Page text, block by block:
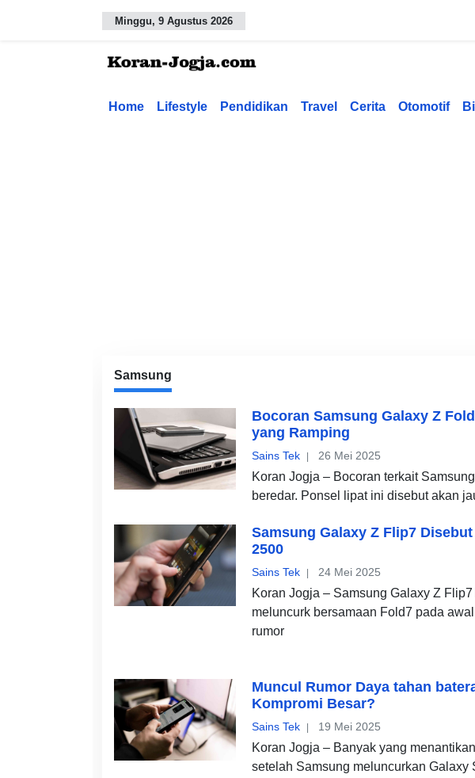
Minggu, 9 Agustus 2026
Home Lifestyle Pendidikan Travel Cerita Otomotif
Samsung
Bocoran Samsung Galaxy Z
yang Ramping
Sains Tek 26 Mei 2025
Koran Jogja – Bocoran terkait
beredar. Ponsel lipat ini disebut akan
Samsung Galaxy Z Flip7
2500
Sains Tek 24 Mei 2025
Koran Jogja – Samsung Galaxy Z
meluncurk bersamaan Fold7 pada
rumor
Muncul Rumor Daya tahan
Kompromi Besar?
Sains Tek 19 Mei 2025
Koran Jogja – Banyak yang
setelah Samsung meluncurkan Galaxy